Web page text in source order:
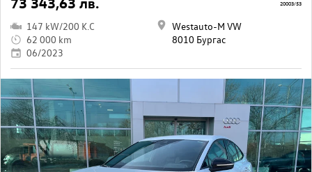
147 kW/200 K.C
62 000 km
06/2023
Westauto-M VW
8010 Бургас
20003/53